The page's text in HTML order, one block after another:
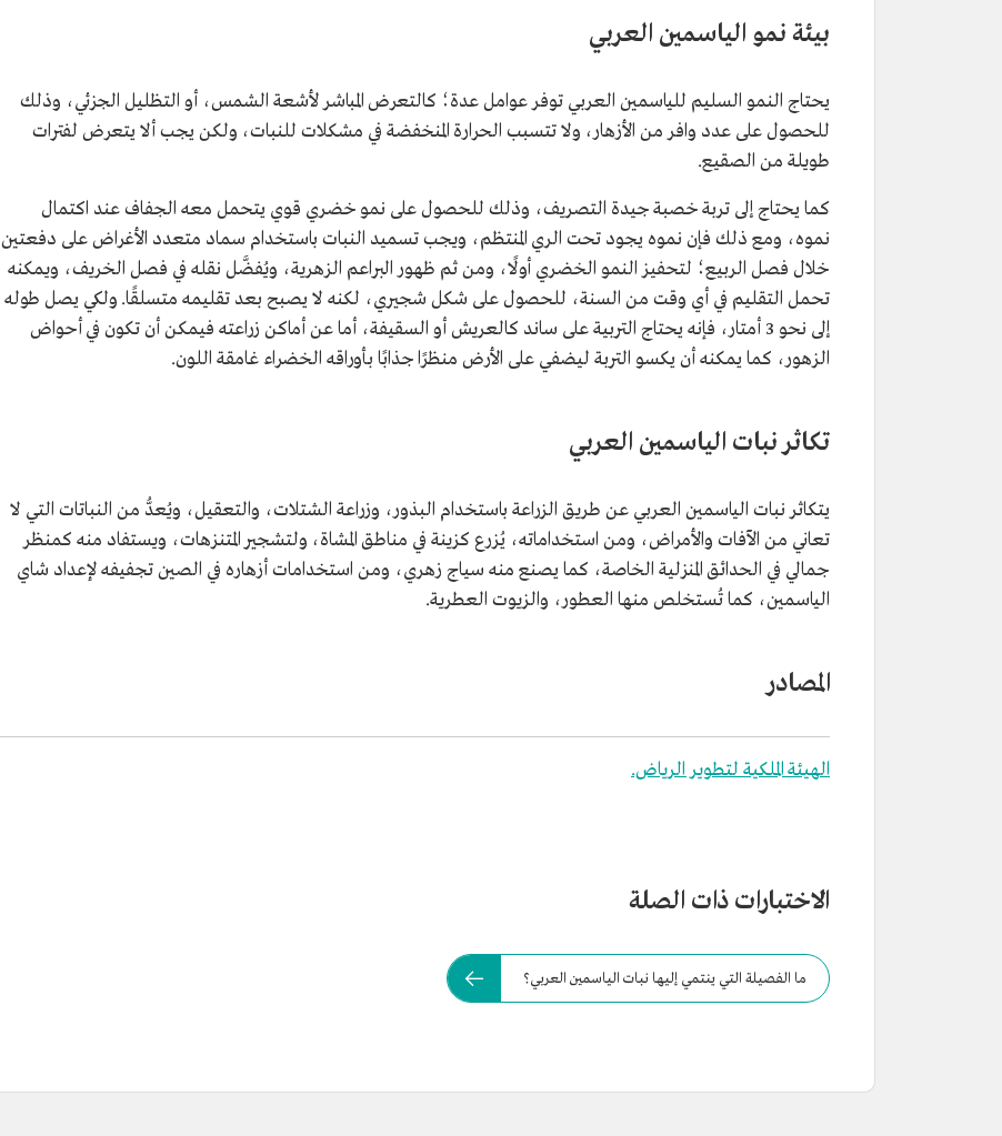
بيئة نمو الياسمين العربي
يحتاج النمو السليم للياسمين العربي توفر عوامل عدة؛ كالتعرض المباشر لأشعة الشمس، أو التظليل الجزئي، وذلك
للحصول على عدد وافر من الأزهار، ولا تتسبب الحرارة المنخفضة في مشكلات للنبات، ولكن يجب ألا يتعرض لفترات
طويلة من الصقيع.
كما يحتاج إلى تربة خصبة جيدة التصريف، وذلك للحصول على نمو خضري قوي يتحمل معه الجفاف عند اكتمال
نموه، ومع ذلك فإن نموه يجود تحت الري المنتظم، ويجب تسميد النبات باستخدام سماد متعدد الأغراض على دفعتين
خلال فصل الربيع؛ لتحفيز النمو الخضري أولًا، ومن ثم ظهور البراعم الزهرية، ويُفضَّل نقله في فصل الخريف، ويمكنه
تحمل التقليم في أي وقت من السنة، للحصول على شكل شجيري، لكنه لا يصبح بعد تقليمه متسلقًا. ولكي يصل طوله
إلى نحو 3 أمتار، فإنه يحتاج التربية على ساند كالعريش أو السقيفة، أما عن أماكن زراعته فيمكن أن تكون في أحواض
الزهور، كما يمكنه أن يكسو التربة ليضفي على الأرض منظرًا جذابًا بأوراقه الخضراء غامقة اللون.
تكاثر نبات الياسمين العربي
يتكاثر نبات الياسمين العربي عن طريق الزراعة باستخدام البذور، وزراعة الشتلات، والتعقيل، ويُعدُّ من النباتات التي لا
تعاني من الآفات والأمراض، ومن استخداماته، يُزرع كزينة في مناطق المشاة، ولتشجير المتنزهات، ويستفاد منه كمنظر
جمالي في الحدائق المنزلية الخاصة، كما يصنع منه سياج زهري، ومن استخدامات أزهاره في الصين تجفيفه لإعداد شاي
الياسمين، كما تُستخلص منها العطور، والزيوت العطرية.
المصادر
الهيئة الملكية لتطوير الرياض.
الاختبارات ذات الصلة
ما الفصيلة التي ينتمي إليها نبات الياسمين العربي؟